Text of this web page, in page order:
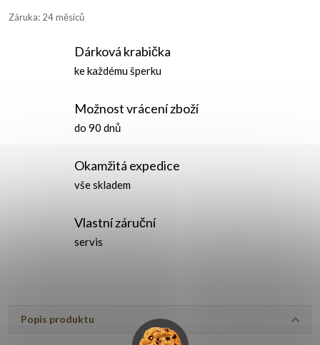
Záruka: 24 měsíců
Dárková krabička
ke každému šperku
Možnost vrácení zboží
do 90 dnů
Okamžitá expedice
vše skladem
Vlastní záruční
servis
Popis produktu